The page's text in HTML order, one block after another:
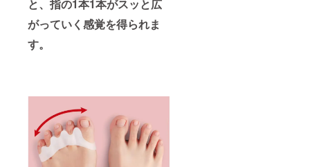
と、指の1本1本がスッと広
がっていく感覚を得られま
す。